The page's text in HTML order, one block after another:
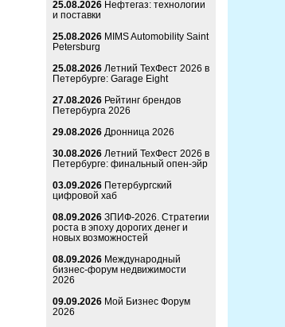
25.08.2026 Нефтегаз: технологии
и поставки
25.08.2026 MIMS Automobility Saint
Petersburg
25.08.2026 Летний ТехФест 2026 в
Петербурге: Garage Eight
27.08.2026 Рейтинг брендов
Петербурга 2026
29.08.2026 Дронница 2026
30.08.2026 Летний ТехФест 2026 в
Петербурге: финальный опен-эйр
03.09.2026 Петербургский
цифровой хаб
08.09.2026 ЗПИФ-2026. Стратегии
роста в эпоху дорогих денег и
новых возможностей
08.09.2026 Международный
бизнес-форум недвижимости
2026
09.09.2026 Мой Бизнес Форум
2026